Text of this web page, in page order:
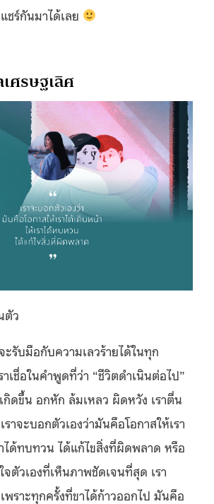
ชร์กันมาได้เลย
ศรษฐเลิศ
ตัว
ะรับมือกับความเลวร้ายได้ในทุก
เชื่อในคำพูดที่ว่า “ชีวิตดำเนินต่อไป”
กิดขึ้น อกหัก ล้มเหลว ผิดหวัง เราตื่น
เราจะบอกตัวเองว่ามันคือโอกาสให้เรา
ได้ทบทวน ได้แก้ไขสิ่งที่ผิดพลาด หรือ
ตัวเองที่เห็นภาพชัดเจนที่สุด เรา
พราะทุกครั้งที่ขาได้ก้าวออกไป มันคือ